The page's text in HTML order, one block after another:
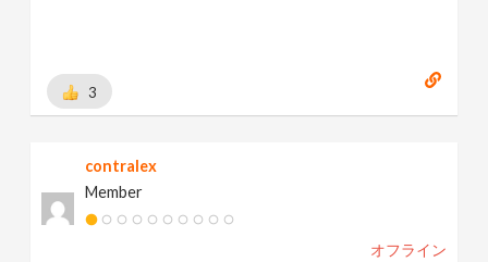
3
contralex
Member
オフライン